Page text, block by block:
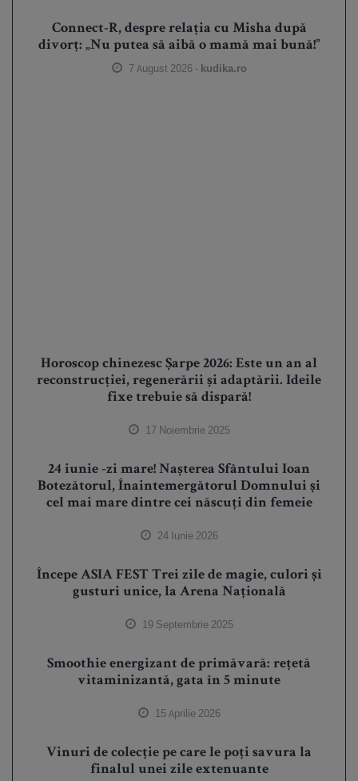
Connect-R, despre relația cu Misha după
divorț: „Nu putea să aibă o mamă mai bună!”
7 August 2026 - kudika.ro
Horoscop chinezesc Șarpe 2026: Este un an al
reconstrucției, regenerării și adaptării. Ideile
fixe trebuie să dispară!
17 Noiembrie 2025
24 iunie -zi mare! Nașterea Sfântului Ioan
Botezătorul, Înaintemergătorul Domnului și
cel mai mare dintre cei născuți din femeie
24 Iunie 2026
Începe ASIA FEST Trei zile de magie, culori și
gusturi unice, la Arena Națională
19 Septembrie 2025
Smoothie energizant de primăvară: rețetă
vitaminizantă, gata în 5 minute
15 Aprilie 2026
Vinuri de colecție pe care le poți savura la
finalul unei zile extenuante